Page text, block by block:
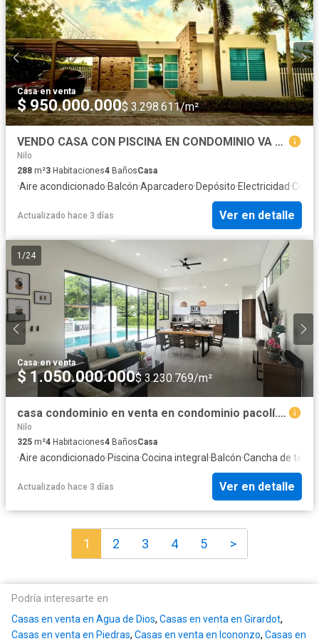
Casa·en venta
$ 950.000.000$ 3.298.611/m²
VENDO CASA CON PISCINA EN CONDOMINIO VA MELGAR-GIRARDOT
Nilo
288 m²3 Habitaciones4 BañosCasa
·Aire acondicionado·Balcón·Aparcadero·Depósito·Electricidad·
Actualizado hace 3 días Ver en detalle
1 /24
Casa·en venta
$ 1.050.000.000$ 3.230.769/m²
casa condominio en venta en condominio pacolí. Cod V9763692
Nilo
325 m²4 Habitaciones4 BañosCasa
·Aire acondicionado·Piscina·Cocina integral ·Balcón·Cancha de tenis
Actualizado hace 3 días Ver en detalle
1 2 3 4 5 >
Podría interesarte en
Casas en venta en Agua de Dios, Casas en venta en Girardot,
Casas en venta en Piedras, Casas en venta en Icononzo, Casas en